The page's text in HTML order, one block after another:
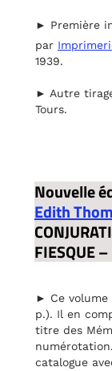
► Première
par
1939.
► Autre
Tours.
Nouvelle
Edith
FIESQUE
► Ce volume
p.). Il en
titre des
catalogue